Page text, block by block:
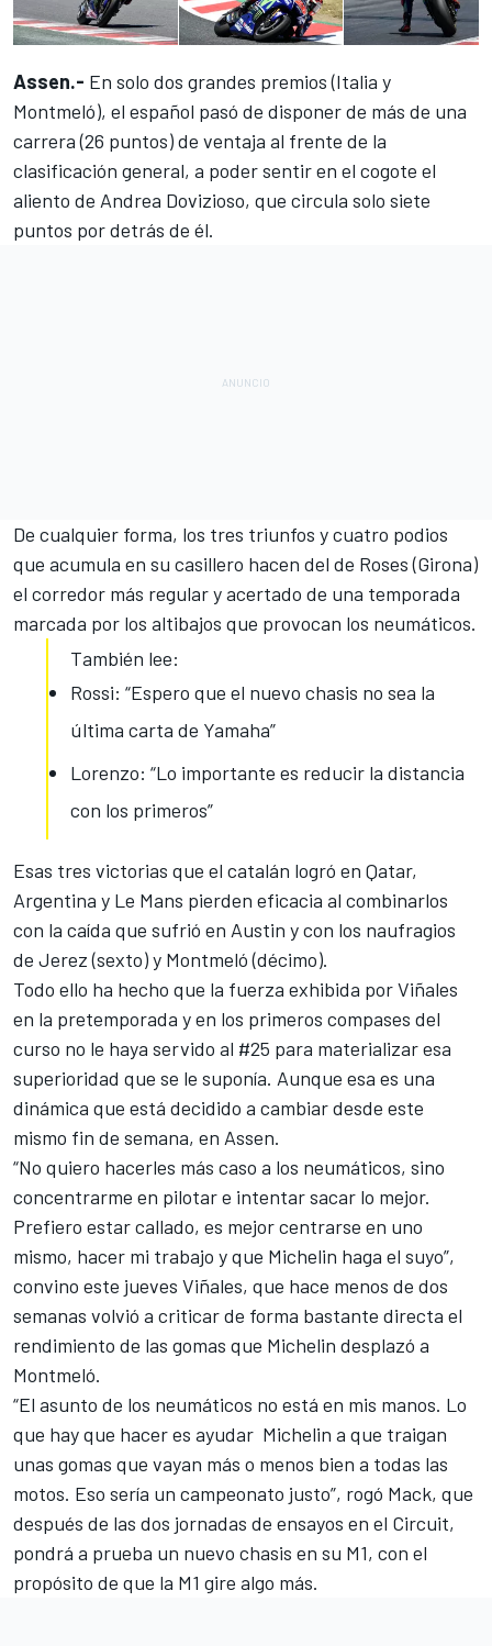
Assen.- En solo dos grandes premios (Italia y
Montmeló), el español pasó de disponerde más de una
carrera (26 puntos) de ventaja al frente de la
clasificación general, a poder sentir en el cogote el
aliento de Andrea Dovizioso, que circula solo siete
puntos por detrás de él.
De cualquier forma, los tres triunfos y cuatro podios
que acumula en su casillero hacen del de Roses (Girona)
el corredor más regular y acertado de una temporada
marcada por los altibajos que provocan los neumáticos.
También lee:
Rossi: “Espero que el nuevo chasis no sea la
última carta de Yamaha”
Lorenzo: “Lo importante es reducir la distancia
con los primeros”
Esas tres victorias que el catalán logró en Qatar,
Argentina y Le Mans pierden eficacia al combinarlos
con la caída que sufrió en Austin y con los naufragios
de Jerez (sexto) y Montmeló (décimo).
Todo ello ha hecho que la fuerza exhibida por Viñales
en la pretemporada y en los primeros compases del
curso no le haya servido al #25 para materializar esa
superioridad que se le suponía. Aunque esa es una
dinámica que está decidido a cambiar desde este
mismo fin de semana, en Assen.
“No quiero hacerles más caso a los neumáticos, sino
concentrarme en pilotar e intentar sacar lo mejor.
Prefiero estar callado, es mejor centrarse en uno
mismo, hacer mi trabajo y que Michelin haga el suyo”,
convino este jueves Viñales, que hace menos de dos
semanas volvió a criticar de forma bastante directa el
rendimiento de las gomas que Michelin desplazó a
Montmeló.
“El asunto de los neumáticos no está en mis manos. Lo
que hay que hacer es ayudar Michelin a que traigan
unas gomas que vayan más o menos bien a todas las
motos. Eso sería un campeonato justo”, rogó Mack, que
después de las dos jornadas de ensayos en el Circuit,
pondrá a prueba un nuevo chasis en su M1, con el
propósito de que la M1 gire algo más.